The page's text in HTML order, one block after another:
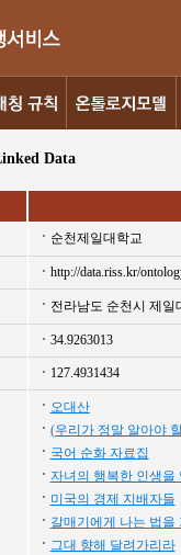
Data
순천제일대학교
http://data.riss.kr/
전라남도 순천시 제일
34.9263013
127.4931434
오대산
(우리가 정말 알아야
국어 순화 자료집
자녀의 행복한 인생을
미국의 경제 지배자들
갈매기에게 나는 법을
그대 향해 달려가리라